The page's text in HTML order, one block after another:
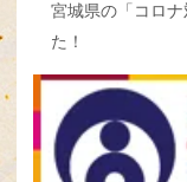
宮城県の「コロ
た！